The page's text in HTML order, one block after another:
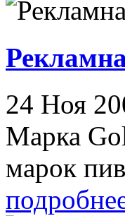
24 Ноя
Марка
марок